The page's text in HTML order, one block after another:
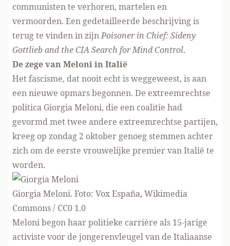
communisten te verhoren, martelen en
vermoorden. Een gedetailleerde beschrijving is
terug te vinden in zijnPoisoner in Chief: Sideny
Gottlieb and the CIA Search for Mind Control.
De zege vanMeloniin Italië
Het fascisme, dat nooit echt is weggeweest, is aan
een nieuwe opmars begonnen. De extreemrechtse
politica Giorgia Meloni, die een coalitie had
gevormd met twee andere extreemrechtse partijen,
kreeg op zondag 2 oktober genoeg stemmen achter
zich om de eerste vrouwelijke premier van Italië te
worden.
Giorgia Meloni. Foto: Vox España, Wikimedia
Commons / CC0 1.0
Meloni begon haar politieke carrière als 15-jarige
activiste voor de jongerenvleugel van de Italiaanse